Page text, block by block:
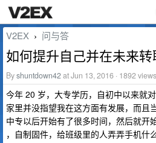
V2EX › 问与答
如何提升自己并在未来转
Byshuntdown42at Jun 13, 2016 · 1892 views
今年 20 岁，大专学历，自初中以来就
家里并没指望我在这方面有发展，而且
中专以后开始有了很多时间，然后就开
，自制固件，给班级里的人弄弄手机什